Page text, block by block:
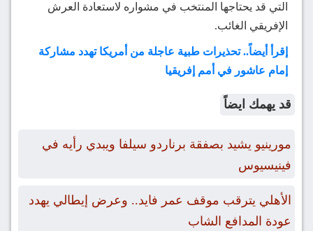
التي قد يحتاجها المنتخب في مشواره لاستعادة العرش
الإفريقي الغائب.
إقرأ أيضاً.. تحذيرات طبية عاجلة من أمريكا تهدد مشاركة
إمام عاشور في أمم إفريقيا
قد يهمك ايضاً
مورينيو يشيد بصفقة برناردو سيلفا ويبدي رأيه في
فينيسيوس
الأهلي يترقب موقف عمر فايد.. وعرض إيطالي يهدد
عودة المدافع الشاب